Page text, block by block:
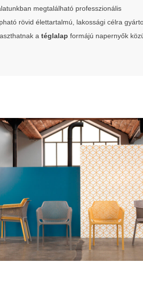
megtalálható professzionális
rövid élettartalmú, lakossági célra
a téglalap formájú napernyők